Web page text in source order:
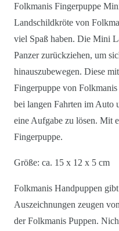
Folkmanis Fingerpuppe
Landschildkröte von
viel Spaß haben. Die Mini
Panzer zurückziehen, um
hinauszubewegen. Diese
Fingerpuppe von
bei langen Fahrten im Auto
eine Aufgabe zu lösen. Mit
Fingerpuppe.
Größe: ca. 15 x 12 x 5 cm
Folkmanis Handpuppen
Auszeichnungen zeugen
der Folkmanis Puppen.